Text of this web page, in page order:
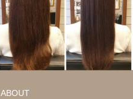
ロング 髪質
ABOUT